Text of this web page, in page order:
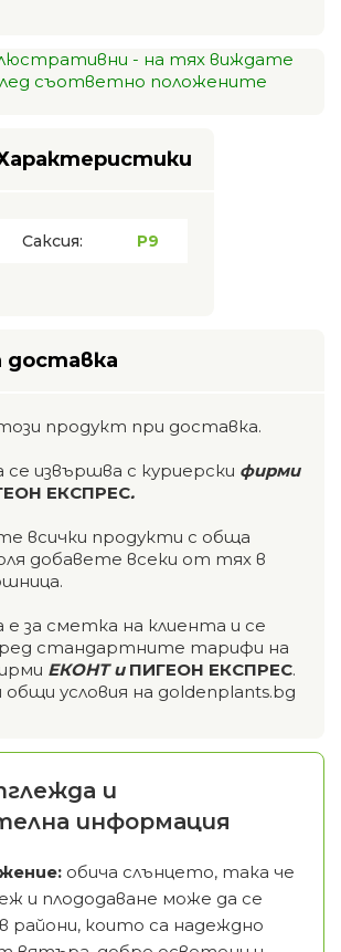
- на тях виждате
съответно положените
Саксия: P9
доставка
продукт при доставка.
извършва с куриерски фирми
ЕКСПРЕС.
всички продукти с обща
добавете всеки от тях в
за сметка на клиента и се
стандартните тарифи на
ЕКОНТ и ПИГЕОН ЕКСПРЕС.
общи условия на goldenplants.bg
и
информация
обича слънцето, така че
и плододаване може да се
райони, които са надеждно